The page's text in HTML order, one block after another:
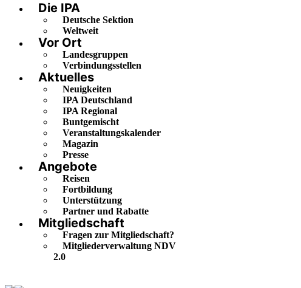
Die IPA
Deutsche Sektion
Weltweit
Vor Ort
Landesgruppen
Verbindungsstellen
Aktuelles
Neuigkeiten
IPA Deutschland
IPA Regional
Buntgemischt
Veranstaltungskalender
Magazin
Presse
Angebote
Reisen
Fortbildung
Unterstützung
Partner und Rabatte
Mitgliedschaft
Fragen zur Mitgliedschaft?
Mitgliederverwaltung NDV
2.0